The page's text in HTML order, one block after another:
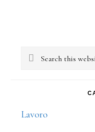
Sidebar
Search
Lavoro